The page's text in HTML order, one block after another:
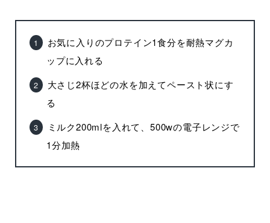
お気に入りのプロテイン1食分を耐熱マグカ
ップに入れる
大さじ2杯ほどの水を加えてペースト状にす
る
ミルク200mlを入れて、500wの電子レンジで
1分加熱